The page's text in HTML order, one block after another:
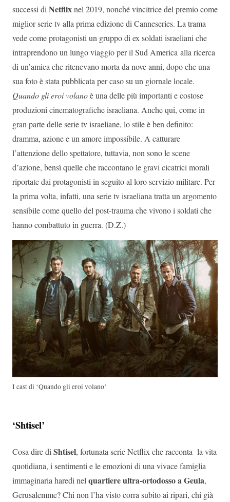
successi diNetflixnel 2019, nonché vincitrice del premio come
miglior serie tv alla prima edizione di Canneseries. La trama
vede come protagonisti un gruppo di ex soldati israeliani che
intraprendono un lungo viaggio per il Sud America alla ricerca
di un’amica che ritenevano morta da nove anni, dopo che una
sua foto è stata pubblicata per caso su un giornale locale.
Quando gli eroi volanoè una delle più importanti e costose
produzioni cinematografiche israeliana. Anche qui, come in
gran parte delle serie tv israeliane, lo stile è ben definito:
dramma, azione e un amore impossibile. A catturare
l’attenzione dello spettatore, tuttavia, non sono le scene
d’azione, bensì quelle che raccontano le gravi cicatrici morali
riportate dai protagonisti in seguito al loro servizio militare. Per
la prima volta, infatti, una serie tv israeliana tratta un argomento
sensibile come quello del post-trauma che vivono i soldati che
hanno combattuto in guerra. (D.Z.)
I cast di ‘Quando gli eroi volano’
‘Shtisel’
Cosa dire di Shtisel, fortunata serie Netflix che racconta la vita
quotidiana, i sentimenti e le emozioni di una vivace famiglia
immaginaria haredi nel quartiere ultra-ortodosso a Geula,
Gerusalemme? Chi non l’ha visto corra subito ai ripari, chi già